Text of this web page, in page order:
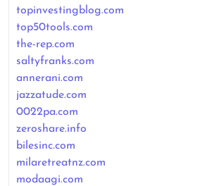
topinvestingblog.com
top50tools.com
the-rep.com
saltyfranks.com
annerani.com
jazzatude.com
0022pa.com
zeroshare.info
bilesinc.com
milaretreatnz.com
modaagi.com